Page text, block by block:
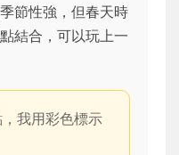
節性強，但春天時
結合，可以玩上一
我用彩色標示